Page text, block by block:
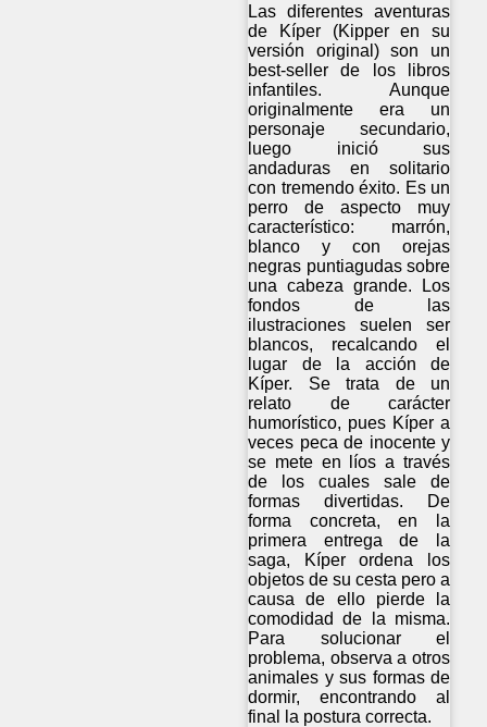
Las diferentes aventuras
de Kíper (Kipper en su
versión original) son un
best-seller de los libros
infantiles. Aunque
originalmente era un
personaje secundario,
luego inició sus
andaduras en solitario
con tremendo éxito. Es un
perro de aspecto muy
característico: marrón,
blanco y con orejas
negras puntiagudas sobre
una cabeza grande. Los
fondos de las
ilustraciones suelen ser
blancos, recalcando el
lugar de la acción de
Kíper. Se trata de un
relato de carácter
humorístico, pues Kíper a
veces peca de inocente y
se mete en líos a través
de los cuales sale de
formas divertidas. De
forma concreta, en la
primera entrega de la
saga, Kíper ordena los
objetos de su cesta pero a
causa de ello pierde la
comodidad de la misma.
Para solucionar el
problema, observa a otros
animales y sus formas de
dormir, encontrando al
final la postura correcta.